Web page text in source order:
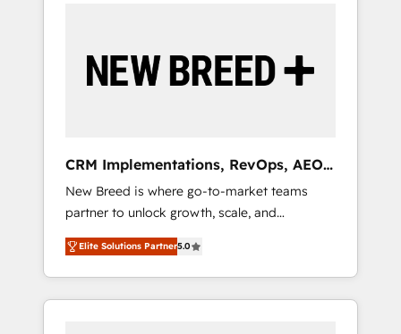
AI活用に関するご相談、現状整理の壁打ちな
ど、構想段階からお気軽にお問い合わせくださ
by Globalia’s technical development team. -
19 HubSpot-certified trainers to drive
deployment of Breeze AI and custom agents
to automate growth. 🏆 Elite Excellence - 8
platform accreditations and deep HIPAA-
compliance expertise. - A team of 250+
experts dedicated to your resilient growth.
CRM Implementations, RevOps, AEO
+ Web, Demand Gen
New Breed is where go-to-market teams
partner to unlock growth, scale, and
transformation. We help companies activate
HubSpot’s AI-powered customer platform
and operationalize HubSpot’s Loop
Marketing framework through expert-led
Elite Solutions Partner5.0